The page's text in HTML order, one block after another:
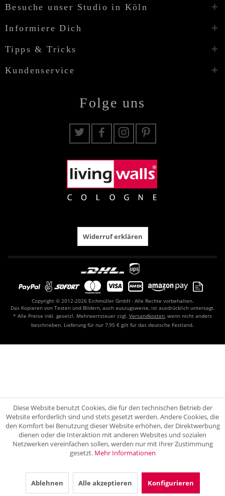
Besuche unser Studio in Köln
Informiere Dich
Tipps & Tricks
Kundenservice
Folge uns
Widerruf erklären
Copyright © 2012-2026 Eichmüller GmbH - Alle Rechte vorbehalten.
Das Kopieren von Texten und Bildern, auch auszugsweise, ist ausdrücklich untersagt.
* Alle Preise inkl. gesetzl. Mehrwertsteuer zzgl. Versandkosten, wenn nicht anders
beschrieben. Lieferung für nur 7,95 € gilt für das deutsche Festland.
Diese Website benutzt Cookies, die für den technischen Betrieb der
Website erforderlich sind und stets gesetzt werden. Andere Cookies, die
den Komfort bei Benutzung dieser Website erhöhen, der Direktwerbung
dienen oder die Interaktion mit anderen Websites und sozialen
Netzwerken vereinfachen sollen, werden nur mit Ihrer Zustimmung
gesetzt. Mehr Informationen
Ablehnen Alle akzeptieren Konfigurieren